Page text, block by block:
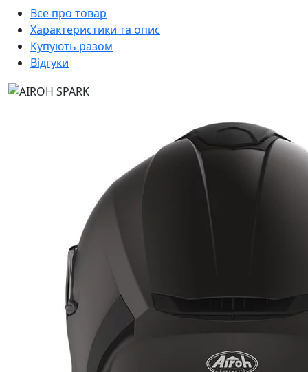
Все про товар
Характеристики та опис
Купують разом
Відгуки